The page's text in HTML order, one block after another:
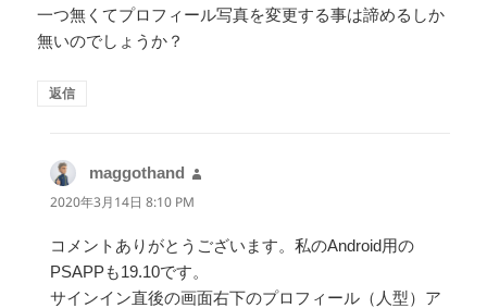
一つ無くてプロフィール写真を変更する事は諦めるしか
無いのでしょうか？
返信
maggothand
2020年3月14日 8:10 PM
コメントありがとうございます。私のAndroid用の
PSAPPも19.10です。
サインイン直後の画面右下のプロフィール（人型）ア